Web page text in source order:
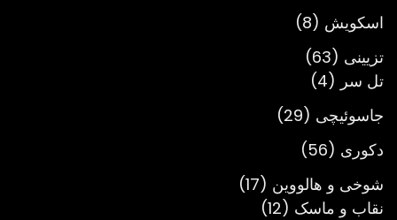
اسکویش 8
8
تزیینی 63
63
محصول
تل سر 4
4
محصول
جاسوئیچی 29
29
دکوری 56
56
محصول
شوخی و هالووین 17
17
نقاب و ماسک 12
12